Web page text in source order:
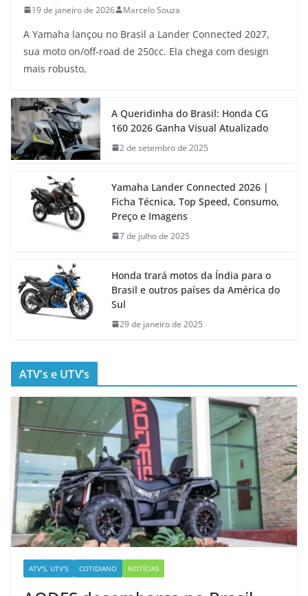
19 de janeiro de 2026 Marcelo Souza
A Yamaha lançou no Brasil a Lander Connected 2027,
sua moto on/off-road de 250cc. Ela chega com design
mais robusto,
A Queridinha do Brasil: Honda CG
160 2026 Ganha Visual Atualizado
2 de setembro de 2025
Yamaha Lander Connected 2026 |
Ficha Técnica, Top Speed, Consumo,
Preço e Imagens
7 de julho de 2025
Honda trará motos da Índia para o
Brasil e outros países da América do
Sul
29 de janeiro de 2025
ATV’s e UTV’s
ATV'S, UTV'S COTIDIANO NOTÍCIAS